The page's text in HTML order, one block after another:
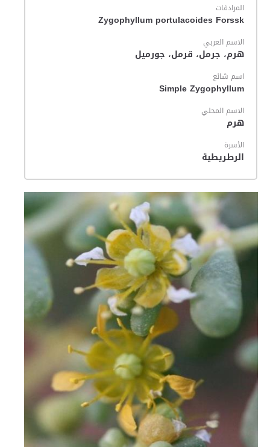
المرادفات
Zygophyllum portulacoides Forssk
الاسم العربي
هرم، جرمل، قرمل، جورميل
اسم شائع
Simple Zygophyllum
الاسم المحلي
هرم
الأسرة
الرطريطية